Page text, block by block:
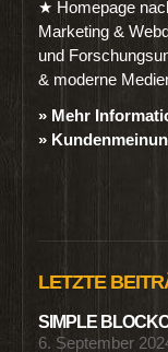
★ Homepage
Marketing &
und
& moderne
» Mehr
»
LETZTE
SIMPLE
6. September